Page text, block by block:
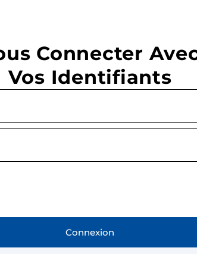
Connecter
Vos Identifiants
Connexion